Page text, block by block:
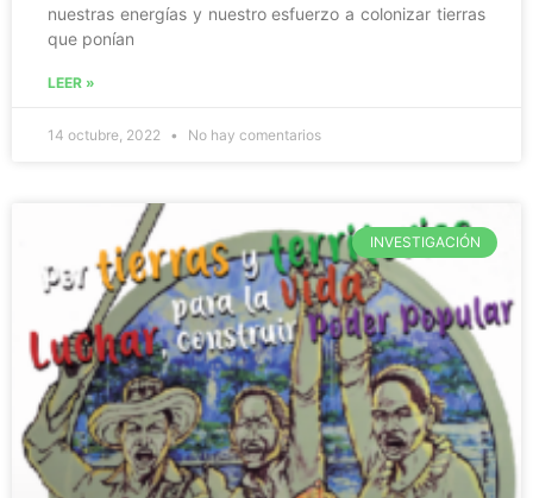
nuestras energías y nuestro esfuerzo a colonizar tierras
que ponían
LEER »
14 octubre, 2022 No hay comentarios
INVESTIGACIÓN